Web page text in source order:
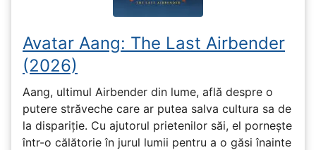
Avatar Aang: The Last Airbender
(2026)
Aang, ultimul Airbender din lume, află despre o
putere străveche care ar putea salva cultura sa de
la dispariție. Cu ajutorul prietenilor săi, el pornește
într-o călătorie în jurul lumii pentru a o găsi înainte